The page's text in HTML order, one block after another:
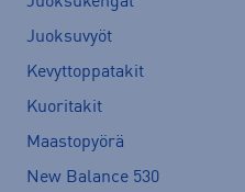
Juoksuvyöt
Kevyttoppatakit
Kuoritakit
Maastopyörä
New Balance 530